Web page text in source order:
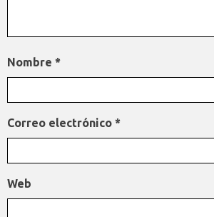
Nombre *
Correo electrónico *
Web